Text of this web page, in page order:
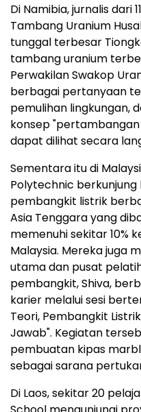
Di Namibia, jurnalis dari
Tambang Uranium
tunggal terbesar
tambang uranium
Perwakilan Swakop
berbagai pertanyaan
pemulihan lingkungan,
konsep
dapat dilihat secara
Sementara itu di
Polytechnic berkunjung
pembangkit listrik
Asia Tenggara yang
memenuhi sekitar 10%
Malaysia. Mereka juga
utama dan pusat
pembangkit, Shiva,
karier melalui sesi
Teori, Pembangkit
Jawab". Kegiatan
pembuatan kipas
sebagai sarana
Di Laos, sekitar 20